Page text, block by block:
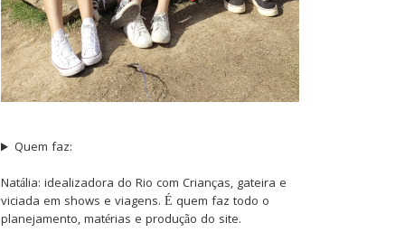
Quem faz:
Natália: idealizadora do Rio com Crianças, gateira e
viciada em shows e viagens. É quem faz todo o
planejamento, matérias e produção do site.